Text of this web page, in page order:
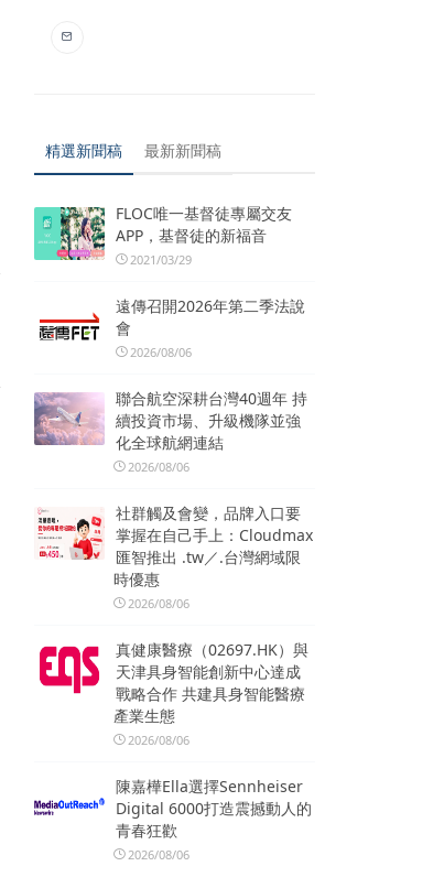
精選新聞稿 最新新聞稿
FLOC唯一基督徒專屬交友
APP，基督徒的新福音
2021/03/29
遠傳召開2026年第二季法說
會
2026/08/06
聯合航空深耕台灣40週年 持
續投資市場、升級機隊並強
化全球航網連結
2026/08/06
社群觸及會變，品牌入口要
掌握在自己手上：Cloudmax
匯智推出 .tw／.台灣網域限
時優惠
2026/08/06
真健康醫療（02697.HK）與
天津具身智能創新中心達成
戰略合作 共建具身智能醫療
產業生態
2026/08/06
陳嘉樺Ella選擇Sennheiser
Digital 6000打造震撼動人的
青春狂歡
2026/08/06